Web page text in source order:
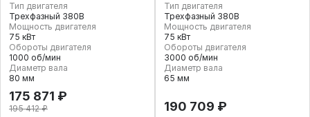
Тип двигателя
Трехфазный 380В
Мощность двигателя
75 кВт
Обороты двигателя
1000 об/мин
Диаметр вала
80 мм
175 871 ₽
195 412 ₽
Тип двигателя
Трехфазный 380В
Мощность двигателя
75 кВт
Обороты двигателя
3000 об/мин
Диаметр вала
65 мм
190 709 ₽